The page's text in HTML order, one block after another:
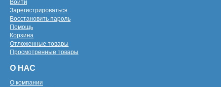
Войти
Зарегистрироваться
Восстановить пароль
Помощь
Корзина
Отложенные товары
Просмотренные товары
О НАС
О компании